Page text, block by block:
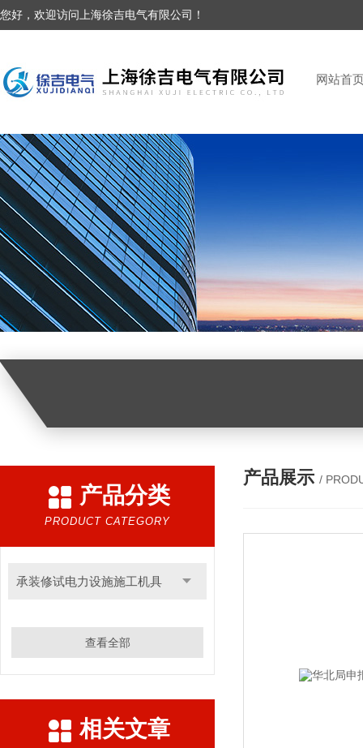
您好，欢迎访问上海徐吉电气有限公司！
网站首
产品展示 /
产品分类
PRODUCT CATEGORY
承装修试电力设施施工机具
查看全部
相关文章